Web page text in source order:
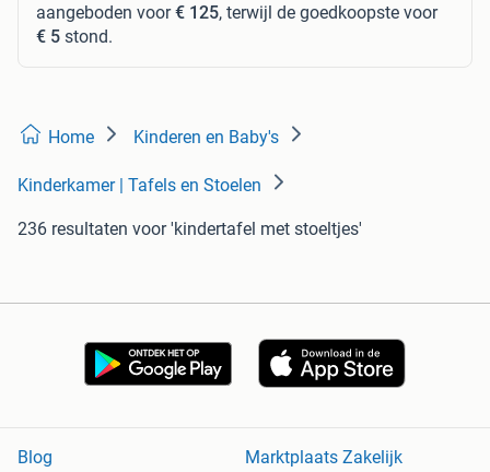
aangeboden voor€ 125, terwijl de goedkoopste voor
€ 5 stond.
Home Kinderen en Baby's
Kinderkamer | Tafels en Stoelen
236 resultaten voor 'kindertafel met stoeltjes'
Blog
Marktplaats Zakelijk